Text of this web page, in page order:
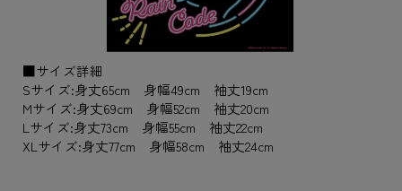
■サイズ詳細
Sサイズ:身丈65cm 身幅49cm 袖丈19cm
Mサイズ:身丈69cm 身幅52cm 袖丈20cm
Lサイズ:身丈73cm 身幅55cm 袖丈22cm
XLサイズ:身丈77cm 身幅58cm 袖丈24cm